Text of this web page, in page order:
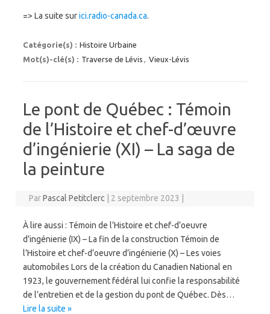
=> La suite surici.radio-canada.ca.
Catégorie(s) : Histoire Urbaine
Mot(s)-clé(s) : Traverse de Lévis , Vieux-Lévis
Le pont de Québec : Témoin
de l’Histoire et chef-d’œuvre
d’ingénierie (XI) – La saga de
la peinture
ParPascal Petitclerc 2 septembre 2023
À lire aussi : Témoin de l’Histoire et chef-d’oeuvre
d’ingénierie (IX) – La fin de la construction Témoin de
l’Histoire et chef-d’oeuvre d’ingénierie (X) – Les voies
automobiles Lors de la création du Canadien National en
1923, le gouvernement fédéral lui confie la responsabilité
de l’entretien et de la gestion du pont de Québec. Dès…
Lire la suite »